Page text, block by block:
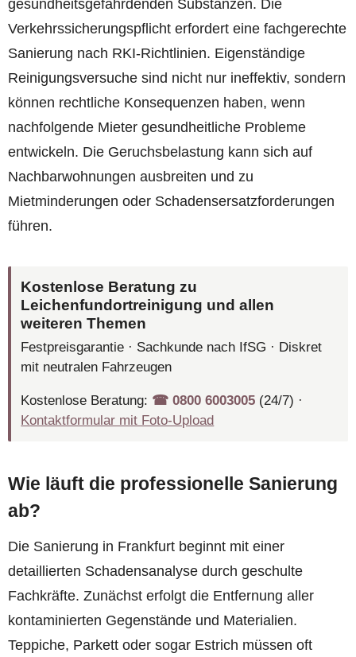
gesundheitsgefährdenden Substanzen. Die
Verkehrssicherungspflicht erfordert eine fachgerechte
Sanierung nach RKI-Richtlinien. Eigenständige
Reinigungsversuche sind nicht nur ineffektiv, sondern
können rechtliche Konsequenzen haben, wenn
nachfolgende Mieter gesundheitliche Probleme
entwickeln. Die Geruchsbelastung kann sich auf
Nachbarwohnungen ausbreiten und zu
Mietminderungen oder Schadensersatzforderungen
führen.
Kostenlose Beratung zu
Leichenfundortreinigung und allen
weiteren Themen
Festpreisgarantie · Sachkunde nach IfSG · Diskret
mit neutralen Fahrzeugen
Kostenlose Beratung: ☎︎ 0800 6003005 (24/7) ·
Kontaktformular mit Foto-Upload
Wie läuft die professionelle Sanierung
ab?
Die Sanierung in Frankfurt beginnt mit einer
detaillierten Schadensanalyse durch geschulte
Fachkräfte. Zunächst erfolgt die Entfernung aller
kontaminierten Gegenstände und Materialien.
Teppiche, Parkett oder sogar Estrich müssen oft